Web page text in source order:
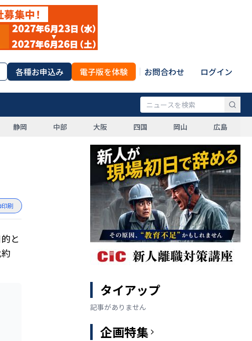
各種お申込み 電子版を体験 お問合わせ ログイン
静岡 中部 大阪 四国 岡山 広島
印刷
と
タイアップ
記事がありません
企画特集